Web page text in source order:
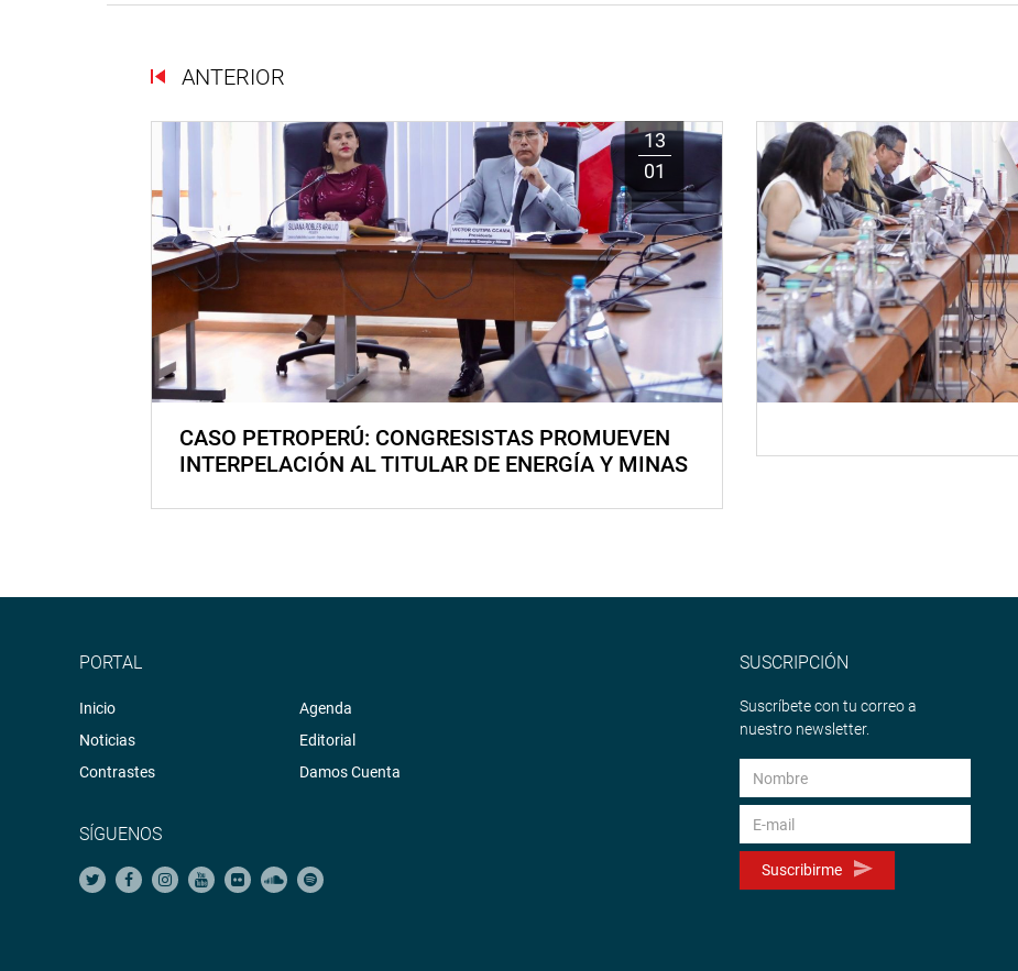
ANTERIOR
13
01
CASO PETROPERÚ: CONGRESISTAS PROMUEVEN
INTERPELACIÓN AL TITULAR DE ENERGÍA Y MINAS
PORTAL
Inicio
Noticias
Contrastes
Agenda
Editorial
Damos Cuenta
SÍGUENOS
SUSCRIPCIÓN
Suscríbete con tu correo a
nuestro newsletter.
Suscribirme